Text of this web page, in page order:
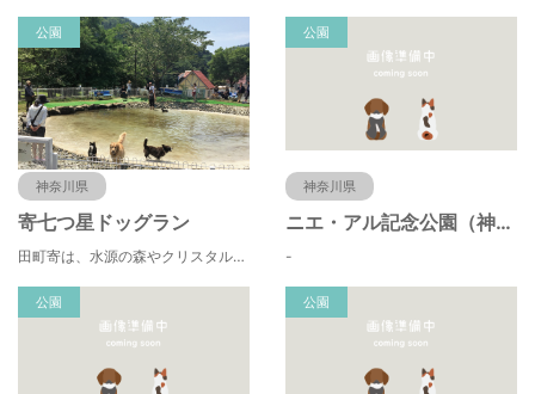
公園
神奈川県
寄七つ星ドッグラン
田町寄は、水源の森やクリスタルな清流 、 満天の星空などの豊かな自然に包まれ、 食や農、芸術の魅力あふれる川の里です。 ドッグランエリアを中心とした『やどりき七つ星ヴィレッジ』を ゆっくりお楽しみください。
公園
神奈川県
ニエ・アル記念公園（神奈川県藤沢市）
-
公園 公園